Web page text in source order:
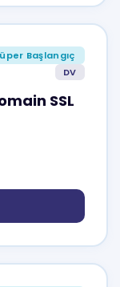
Başlangıç
DV
SSL